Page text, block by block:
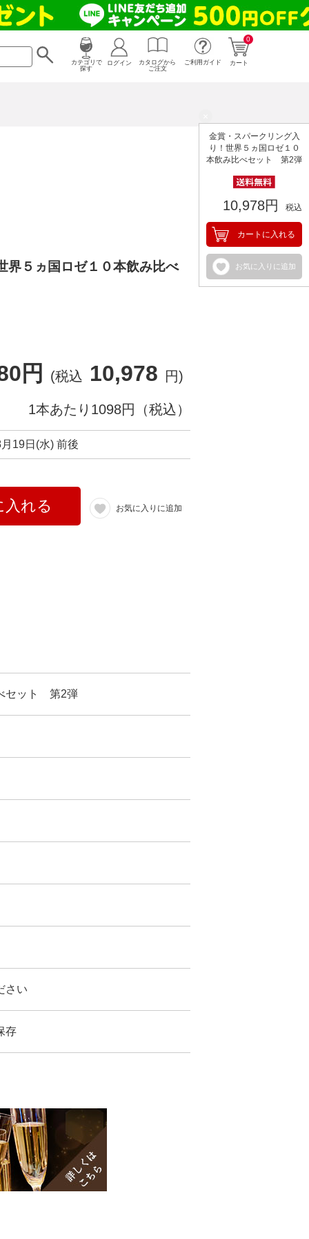
カテゴリで
探す
0
カート
ログイン
カタログから
ご注文
ご利用ガイド
金賞・スパークリング入
り！世界５ヵ国ロゼ１０
本飲み比べセット 第2弾
10,978円 税込
カートに入れる
お気に入りに追加
界５ヵ国ロゼ１０本飲み比べ
円 (税込 10,978 円)
1本あたり1098円（税込）
19日(水) 前後
入れる お気に入りに追加
セット 第2弾
さい
存